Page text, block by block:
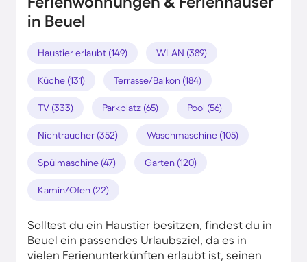
in Beuel
Haustier erlaubt (149) WLAN (389)
Küche (131) Terrasse/Balkon (184)
TV (333) Parkplatz (65) Pool (56)
Nichtraucher (352) Waschmaschine (105)
Spülmaschine (47) Garten (120)
Kamin/Ofen (22)
Solltest du ein Haustier besitzen, findest du in
Beuel ein passendes Urlaubsziel, da es in
vielen Ferienunterkünften erlaubt ist, seinen